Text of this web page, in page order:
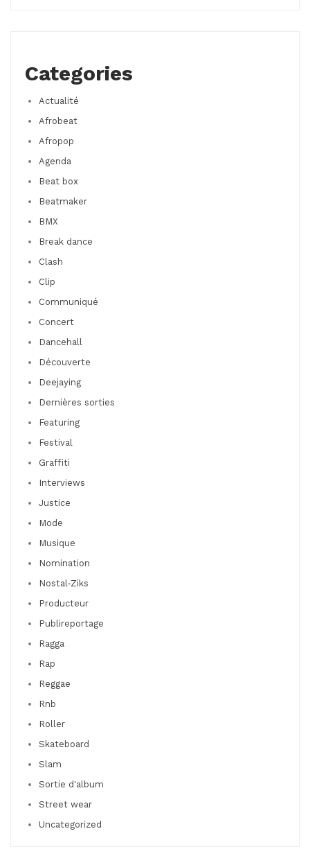
Categories
Actualité
Afrobeat
Afropop
Agenda
Beat box
Beatmaker
BMX
Break dance
Clash
Clip
Communiqué
Concert
Dancehall
Découverte
Deejaying
Dernières sorties
Featuring
Festival
Graffiti
Interviews
Justice
Mode
Musique
Nomination
Nostal-Ziks
Producteur
Publireportage
Ragga
Rap
Reggae
Rnb
Roller
Skateboard
Slam
Sortie d'album
Street wear
Uncategorized